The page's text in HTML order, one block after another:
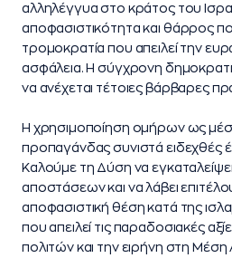
αλληλέγγυα στο κράτος του
αποφασιστικότητα και θάρρος
τρομοκρατία που απειλεί την
ασφάλεια. Η σύγχρονη
να ανέχεται τέτοιες βάρβαρες
Η χρησιμοποίηση ομήρων ως
προπαγάνδας συνιστά ειδεχθές
Καλούμε τη Δύση να
αποστάσεων και να λάβει
αποφασιστική θέση κατά της
που απειλεί τις παραδοσιακές
πολιτών και την ειρήνη στη